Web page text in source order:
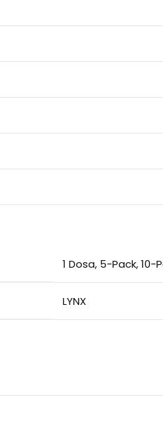
1 Dosa, 5-Pack,10-
LYNX